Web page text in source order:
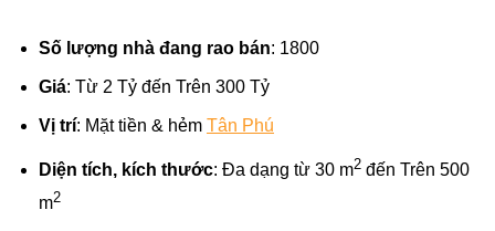
Số lượng nhà đang rao bán: 1800
Giá: Từ 2 Tỷ đến Trên 300 Tỷ
Vị trí: Mặt tiền & hẻm Tân Phú
Diện tích, kích thước: Đa dạng từ 30 m2 đến Trên 500
m2